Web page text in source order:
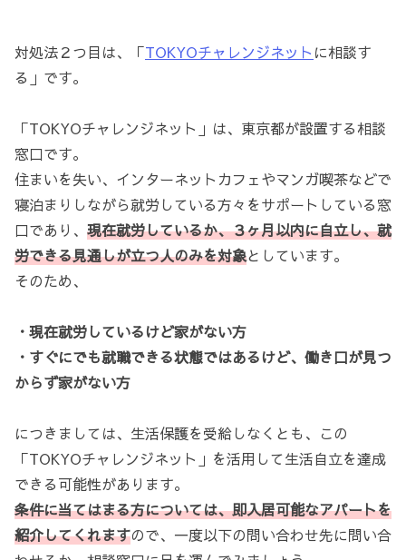
対処法２つ目は、「TOKYOチャレンジネット に相談す
る」です。
「TOKYOチャレンジネット」は、東京都が設置する相談
窓口です。
住まいを失い、インターネットカフェやマンガ喫茶などで
寝泊まりしながら就労している方々をサポートしている窓
口であり、 現在就労しているか、３ヶ月以内に自立し、就
労できる見通しが立つ人のみを対象としています。
そのため、
・現在就労しているけど家がない方
・すぐにでも就職できる状態ではあるけど、働き口が見つ
からず家がない方
につきましては、生活保護を受給しなくとも、この
「TOKYOチャレンジネット」を活用して生活自立を達成
できる可能性があります。
条件に当てはまる方については、即入居可能なアパートを
紹介してくれますので、一度以下の問い合わせ先に問い合